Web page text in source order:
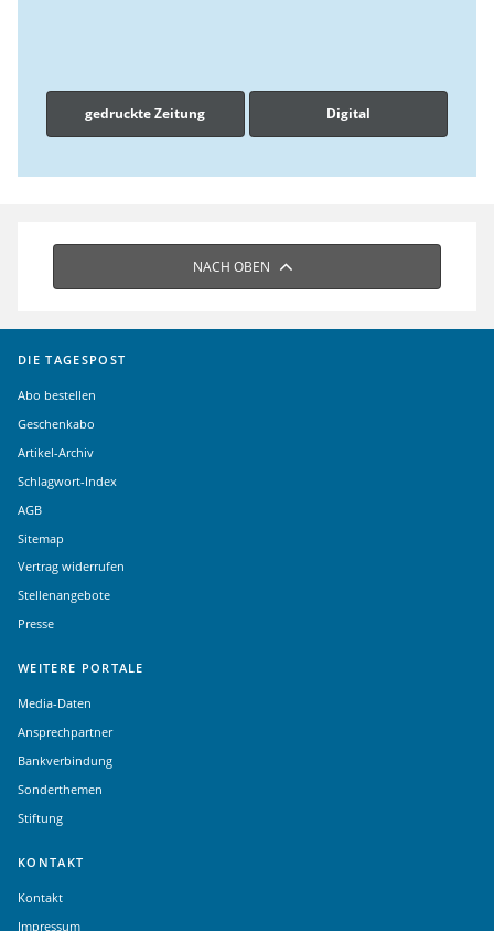
gedruckte Zeitung Digital
NACH OBEN
DIE TAGESPOST
Abo bestellen
Geschenkabo
Artikel-Archiv
Schlagwort-Index
AGB
Sitemap
Vertrag widerrufen
Stellenangebote
Presse
WEITERE PORTALE
Media-Daten
Ansprechpartner
Bankverbindung
Sonderthemen
Stiftung
KONTAKT
Kontakt
Impressum